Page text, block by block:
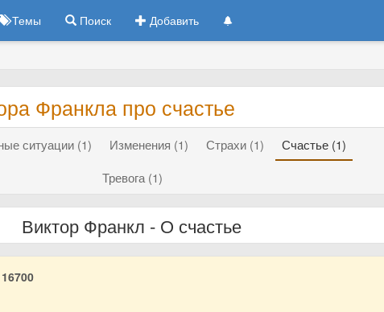
Темы Поиск Добавить
Франкла про счастье
ситуации (1) Изменения (1) Страхи (1)
Счастье (1)
Тревога (1)
Виктор Франкл - О счастье